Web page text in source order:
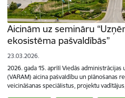
Aicinām uz semināru
ekosistēma pašvaldībās”
23.03.2026.
2026. gada 15. aprīlī Viedās
(VARAM) aicina pašvaldību un plānošanas
veicināšanas speciālistus, projektu